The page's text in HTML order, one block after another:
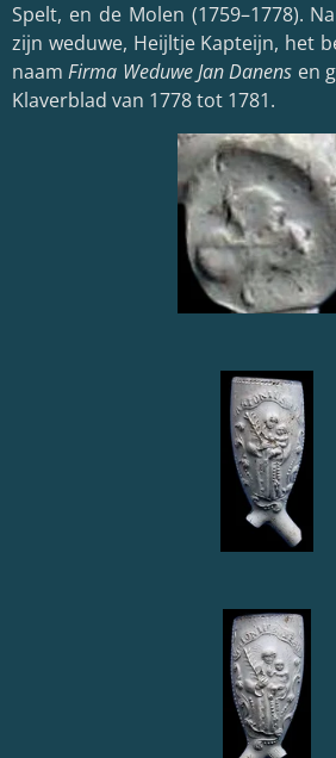
Spelt, en de Molen (1759–1778).
zijn weduwe, Heijltje Kapteijn, het
naamFirma Weduwe Jan Danens en
Klaverblad van 1778 tot 1781.